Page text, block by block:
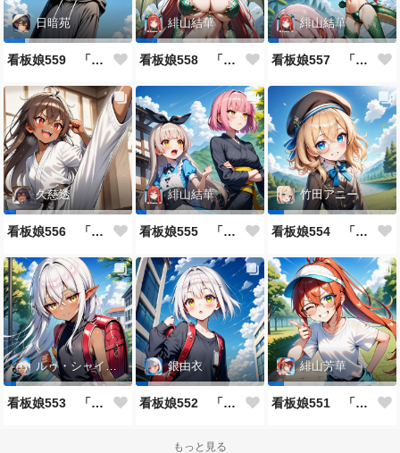
日暗苑
看板娘559 「日暗苑のよもやま話」
緋山結華
看板娘558 「緋山結華」キャラクター紹介
緋山結華
看板娘557 「其々の再会」
久慈透
看板娘556 「久慈透のよもやま話」
緋山結華
看板娘555 「帰還、そして目覚め。」
竹田アニー
看板娘554 「竹田アニーのよもやま話」
ルゥ・シャイニー
看板娘553 「ルゥ・シャイニーのよもやま話」
銀由衣
看板娘552 「銀由衣」
緋山芳華
看板娘551 「緋山芳華のよもやま話」
もっと見る